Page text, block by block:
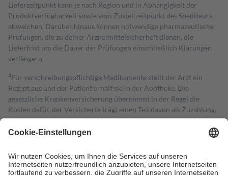
Lieferzeitpunkt kann je nach Region und in Abhängigkeit der
Produktverfügbarkeit sowie vom Zustellzeitpunkt des Spediteurs
abweichen. Darüber hinaus können notwendige pharmazeutische
Prüfungen, die zu deiner Arzneimittelsicherheit dienen, die
Lieferfrist um die Dauer der Prüfungen einschließlich Klärungen
verlängern.
4Für verschreibungspflichtige Medikamente stellt der Arzt ein
Rezept aus und der Patient erhält sie in der Apotheke. Die
gesetzliche Krankenversicherung übernimmt in der Regel die
Kosten dafür, der Versicherte trägt einen Teil davon als Zuzahlung
mit.
Grundsätzlich leisten Mitglieder Zuzahlungen in Höhe von zehn
höchstens zehn Euro.
Es sind jedoch nie mehr als die tatsächlichen
Kosten der Leistung zu entrichten.